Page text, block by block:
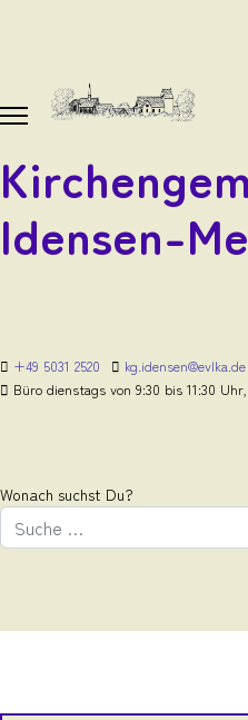
Idensen-
+49 5031 2520
kg.idensen@evlka.de
Büro dienstags von 9:30 bis 11:30
Wonach suchst Du?